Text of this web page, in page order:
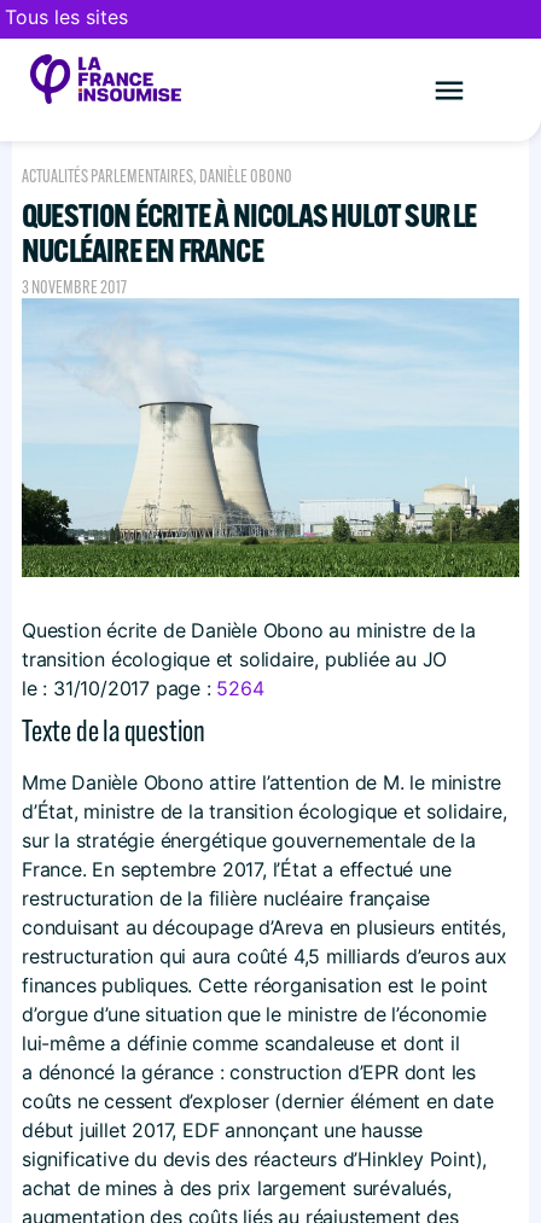
Tous les sites
ACTUALITÉS PARLEMENTAIRES, DANIÈLE OBONO
QUESTION ÉCRITE À NICOLAS HULOT SUR LE
NUCLÉAIRE EN FRANCE
3 NOVEMBRE 2017
Question écrite de Danièle Obono au ministre de la
transition écologique et solidaire, publiée au JO
le : 31/10/2017 page : 5264
Texte de la question
Mme Danièle Obono attire l’attention de M. le ministre
d’État, ministre de la transition écologique et solidaire,
sur la stratégie énergétique gouvernementale de la
France. En septembre 2017, l’État a effectué une
restructuration de la filière nucléaire française
conduisant au découpage d’Areva en plusieurs entités,
restructuration qui aura coûté 4,5 milliards d’euros aux
finances publiques. Cette réorganisation est le point
d’orgue d’une situation que le ministre de l’économie
lui-même a définie comme scandaleuse et dont il
a dénoncé la gérance : construction d’EPR dont les
coûts ne cessent d’exploser (dernier élément en date
début juillet 2017, EDF annonçant une hausse
significative du devis des réacteurs d’Hinkley Point),
achat de mines à des prix largement surévalués,
augmentation des coûts liés au réajustement des